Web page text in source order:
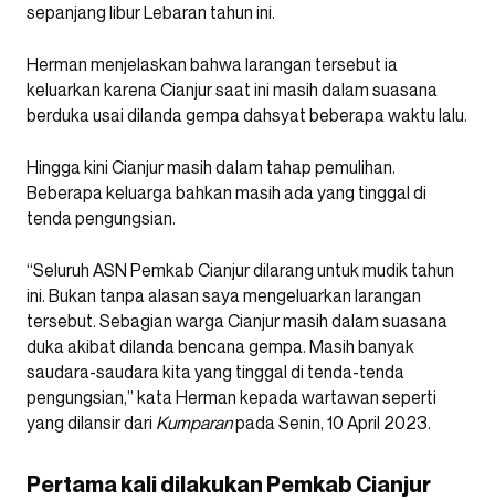
sepanjang libur Lebaran tahun ini.
Herman menjelaskan bahwa larangan tersebut ia
keluarkan karena Cianjur saat ini masih dalam suasana
berduka usai dilanda gempa dahsyat beberapa waktu lalu.
Hingga kini Cianjur masih dalam tahap pemulihan.
Beberapa keluarga bahkan masih ada yang tinggal di
tenda pengungsian.
“Seluruh ASN Pemkab Cianjur dilarang untuk mudik tahun
ini. Bukan tanpa alasan saya mengeluarkan larangan
tersebut. Sebagian warga Cianjur masih dalam suasana
duka akibat dilanda bencana gempa. Masih banyak
saudara-saudara kita yang tinggal di tenda-tenda
pengungsian,” kata Herman kepada wartawan seperti
yang dilansir dari Kumparanpada Senin, 10 April 2023.
Pertama kali dilakukan Pemkab Cianjur